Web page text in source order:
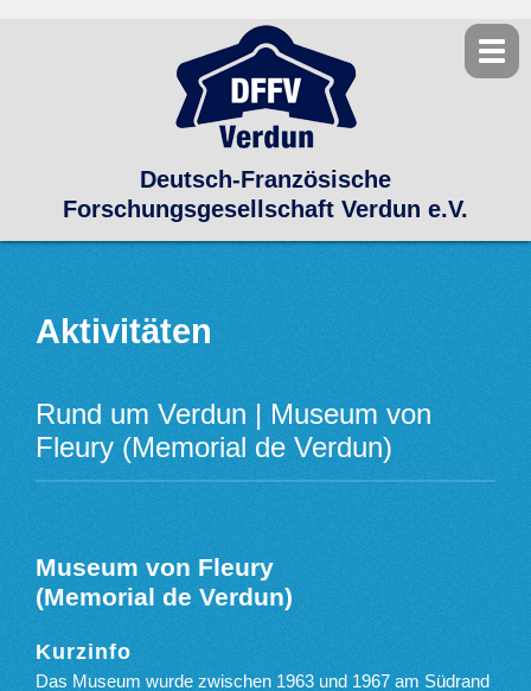
Deutsch-Französische
Forschungsgesellschaft Verdun e.V.
Aktivitäten
Rund um Verdun | Museum von
Fleury (Memorial de Verdun)
Museum von Fleury
(Memorial de Verdun)
Kurzinfo
Das Museum wurde zwischen 1963 und 1967 am Südrand